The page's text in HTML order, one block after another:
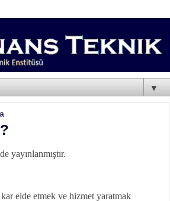
▼
yayınlanmıştır.
elde etmek ve hizmet yaratmak